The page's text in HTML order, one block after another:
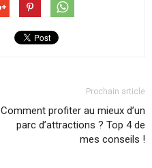
Prochain article
Comment profiter au mieux d’un
parc d’attractions ? Top 4 de
mes conseils !